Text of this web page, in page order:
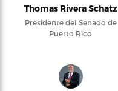
Thomas Rivera Schatz
Presidente del Senado de
Puerto Rico